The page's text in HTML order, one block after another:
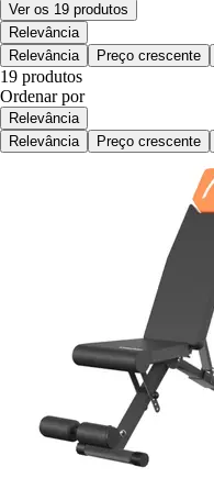
Ver os 19 produtos
Relevância
Relevância
Preço crescente
19 produtos
Ordenar por
Relevância
Relevância
Preço crescente